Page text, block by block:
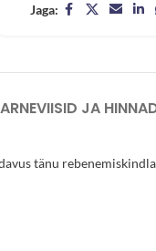
Jaga:
JA
tänu